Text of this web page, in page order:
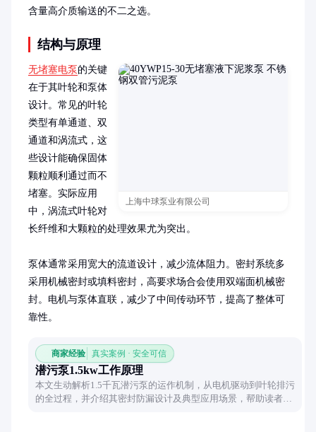
含量高介质输送的不二之选。
结构与原理
上海中球泵业有限公司
无堵塞电泵 的关键
在于其叶轮和泵体
设计。常见的叶轮
类型有单通道、双
通道和涡流式，这
些设计能确保固体
颗粒顺利通过而不
堵塞。实际应用
中，涡流式叶轮对
长纤维和大颗粒的处理效果尤为突出。
泵体通常采用宽大的流道设计，减少流体阻力。密封系统多
采用机械密封或填料密封，高要求场合会使用双端面机械密
封。电机与泵体直联，减少了中间传动环节，提高了整体可
靠性。
商家经验 真实案例 · 安全可信
潜污泵1.5kw工作原理
本文生动解析1.5千瓦潜污泵的运作机制，从电机驱动到叶轮排污
的全过程，并介绍其密封防漏设计及典型应用场景，帮助读者轻